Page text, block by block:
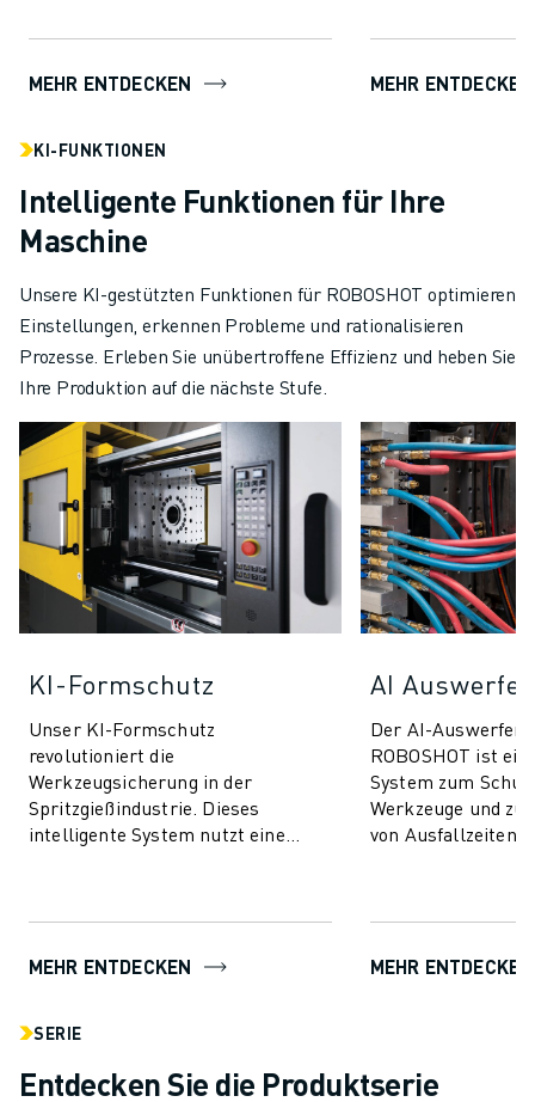
Prozessstabilität und Qualit...
MEHR ENTDECKEN
MEHR ENTDECKEN
KI-FUNKTIONEN
Intelligente Funktionen für Ihre
Maschine
Unsere KI-gestützten Funktionen für ROBOSHOT optimieren
Einstellungen, erkennen Probleme und rationalisieren
Prozesse. Erleben Sie unübertroffene Effizienz und heben Sie
Ihre Produktion auf die nächste Stufe.
KI-Formschutz
Unser KI-Formschutz
revolutioniert die
Werkzeugsicherung in der
Spritzgießindustrie. Dieses
intelligente System nutzt eine
MEHR ENTDECKEN
AI
Der AI-
ROBOSHOT ist
System zum
Werkzeuge und
von Ausfallzeiten.
MEHR ENTDECKEN
SERIE
Entdecken Sie die Produktserie